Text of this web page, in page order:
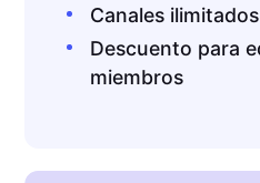
Canales ilimitados
Descuento para
miembros